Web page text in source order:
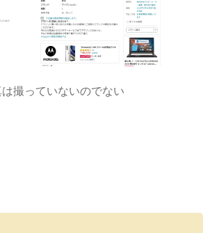
撮っていないのでない